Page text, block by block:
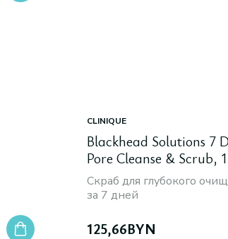
CLINIQUE
Blackhead Solutions 7
Pore Cleanse & Scrub,
Скраб для глубокого
за 7 дней
125,66BYN